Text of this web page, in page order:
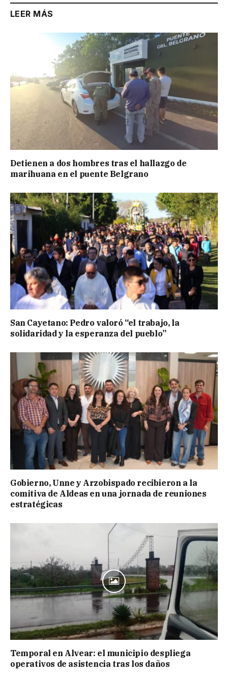
LEER MÁS
Detienen a dos hombres tras el hallazgo de
marihuana en el puente Belgrano
San Cayetano: Pedro valoró “el trabajo, la
solidaridad y la esperanza del pueblo”
Gobierno, Unne y Arzobispado recibieron a la
comitiva de Aldeas en una jornada de reuniones
estratégicas
Temporal en Alvear: el municipio despliega
operativos de asistencia tras los daños